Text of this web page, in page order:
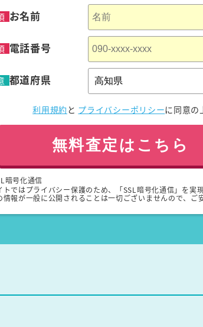
お名前
電話番号
都道府県
利用規約 と プライバシーポリシーに同意の
無料査定はこちら
暗号化通信
トではプライバシー保護のため、「SSL暗号化通信」を実
情報が一般に公開されることは一切ございませんので、ご